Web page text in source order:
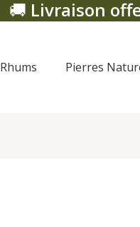
🚚 Livraison
Rhums Pierres